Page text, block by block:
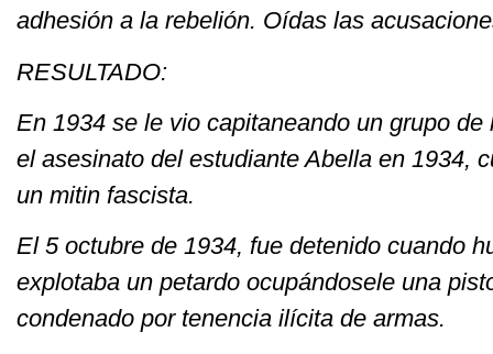
adhesión a la rebelión. Oídas las
RESULTADO:
En 1934 se le vio capitaneando un grupo
el asesinato del estudiante Abella en 1934,
un mitin fascista.
El 5 octubre de 1934, fue detenido cuando
explotaba un petardo ocupándosele una
condenado por tenencia ilícita de armas.